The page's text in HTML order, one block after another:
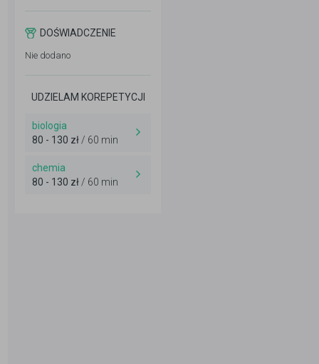
DOŚWIADCZENIE
Nie dodano
UDZIELAM KOREPETYCJI
biologia
80 - 130 zł / 60 min
chemia
80 - 130 zł / 60 min